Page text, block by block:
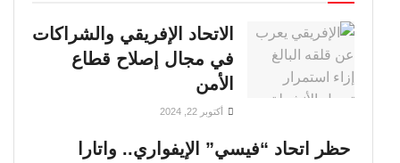
الاتحاد الإفريقي والشراكات
في مجال إصلاح قطاع
الأمن
أكتوبر 22, 2024
حظر اتحاد “فيسي” الإيفواري.. واتارا